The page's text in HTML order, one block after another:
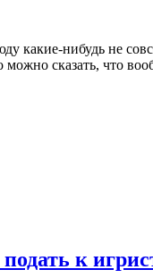
какие-нибудь не
сказать, что
к